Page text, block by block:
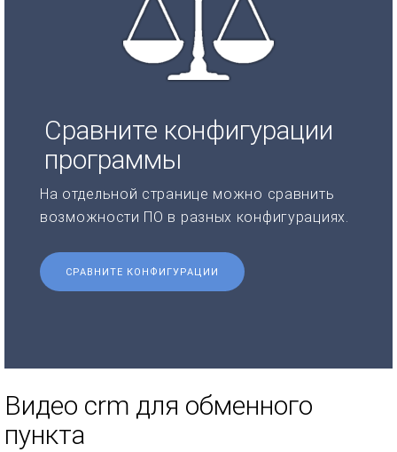
Сравните конфигурации
программы
На отдельной странице можно сравнить
возможности ПО в разных конфигурациях.
СРАВНИТЕ КОНФИГУРАЦИИ
Видео crm для обменного
пункта